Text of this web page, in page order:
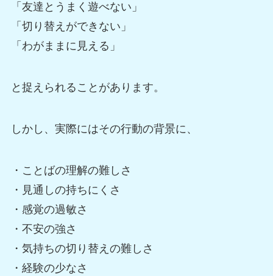
「友達とうまく遊べない」
「切り替えができない」
「わがままに見える」
と捉えられることがあります。
しかし、実際にはその行動の背景に、
・ことばの理解の難しさ
・見通しの持ちにくさ
・感覚の過敏さ
・不安の強さ
・気持ちの切り替えの難しさ
・経験の少なさ